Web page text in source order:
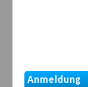
Anmeldung